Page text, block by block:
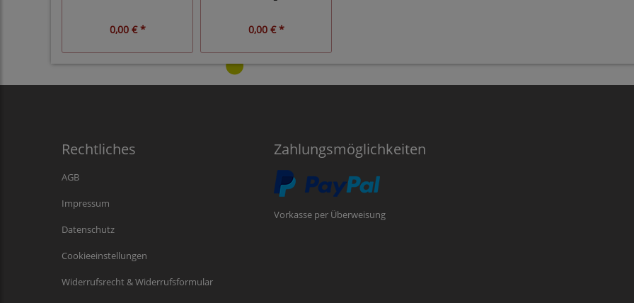
0,00 € * 0,00 € *
Rechtliches
AGB
Impressum
Datenschutz
Cookieeinstellungen
Widerrufsrecht & Widerrufsformular
Zahlungsmöglichkeiten
Vorkasse per Überweisung